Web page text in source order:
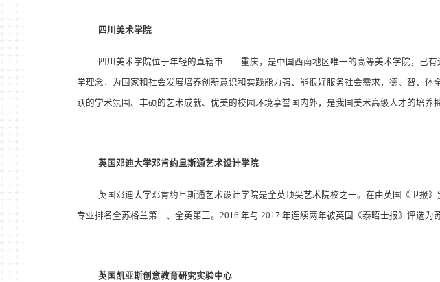
四川美术学院
四川美术学院位于年轻的直辖市——重庆，是中国西南地区唯一的高等美术学院，已有
学理念，为国家和社会发展培养创新意识和实践能力强、能很好服务社会需求，德、智、
跃的学术氛围、丰硕的艺术成就、优美的校园环境享誉国内外，是我国美术高级人才的培养摇
英国邓迪大学邓肯约旦斯通艺术设计学院
英国邓迪大学邓肯约旦斯通艺术设计学院是全英顶尖艺术院校之一。在由英国《卫报
专业排名全苏格兰第一、全英第三。2016 年与 2017 年连续两年被英国《泰晤士报》评选
英国凯亚斯创意教育研究实验中心